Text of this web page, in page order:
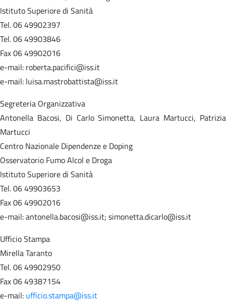
Istituto Superiore di Sanità
Tel. 06 49902397
Tel. 06 49903846
Fax 06 49902016
e-mail: roberta.pacifici@iss.it
e-mail: luisa.mastrobattista@iss.it
Segreteria Organizzativa
Antonella Bacosi, Di Carlo Simonetta, Laura Martucci, Patrizia
Martucci
Centro Nazionale Dipendenze e Doping
Osservatorio Fumo Alcol e Droga
Istituto Superiore di Sanità
Tel. 06 49903653
Fax 06 49902016
e-mail: antonella.bacosi@iss.it; simonetta.dicarlo@iss.it
Ufficio Stampa
Mirella Taranto
Tel. 06 49902950
Fax 06 49387154
e-mail: ufficio.stampa@iss.it